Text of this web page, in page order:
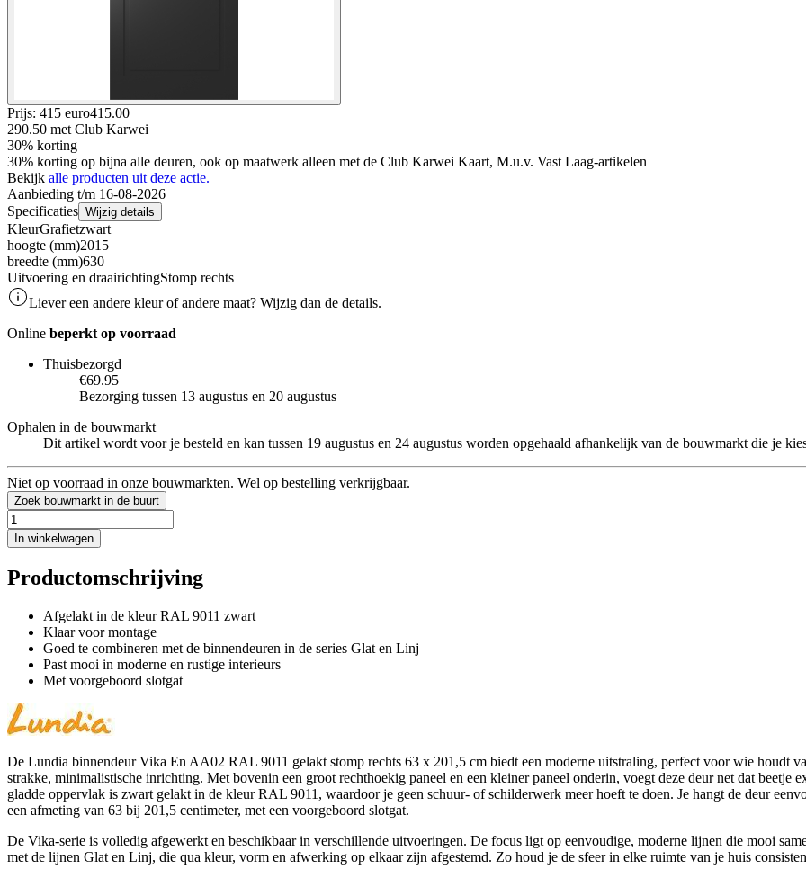
Prijs: 415 euro415.00
290.50 met Club Karwei
30% korting
30% korting op bijna alle deuren, ook op maatwerk alleen met de Club Karwei Kaart, M.u.v. Vast Laag-artikelen
Bekijk alle producten uit deze actie.
Aanbieding t/m 16-08-2026
Specificaties Wijzig details
KleurGrafietzwart
hoogte (mm)2015
breedte (mm)630
Uitvoering en draairichtingStomp rechts
Liever een andere kleur of andere maat? Wijzig dan de details.
Online beperkt op voorraad
Thuisbezorgd
€69.95
Bezorging tussen 13 augustus en 20 augustus
Ophalen in de bouwmarkt
Dit artikel wordt voor je besteld en kan tussen 19 augustus en 24 augustus worden opgehaald afhankelijk van de bouwmarkt die je
Niet op voorraad in onze bouwmarkten. Wel op bestelling verkrijgbaar.
Zoek bouwmarkt in de buurt
In winkelwagen
Productomschrijving
Afgelakt in de kleur RAL 9011 zwart
Klaar voor montage
Goed te combineren met de binnendeuren in de series Glat en Linj
Past mooi in moderne en rustige interieurs
Met voorgeboord slotgat
De Lundia binnendeur Vika En AA02 RAL 9011 gelakt stomp rechts 63 x 201,5 cm biedt een moderne uitstraling, perfect voor wie houdt
strakke, minimalistische inrichting. Met bovenin een groot rechthoekig paneel en een kleiner paneel onderin, voegt deze deur net dat beetje
gladde oppervlak is zwart gelakt in de kleur RAL 9011, waardoor je geen schuur- of schilderwerk meer hoeft te doen. Je hangt de deur
een afmeting van 63 bij 201,5 centimeter, met een voorgeboord slotgat.
De Vika-serie is volledig afgewerkt en beschikbaar in verschillende uitvoeringen. De focus ligt op eenvoudige, moderne lijnen die mooi
met de lijnen Glat en Linj, die qua kleur, vorm en afwerking op elkaar zijn afgestemd. Zo houd je de sfeer in elke ruimte van je huis